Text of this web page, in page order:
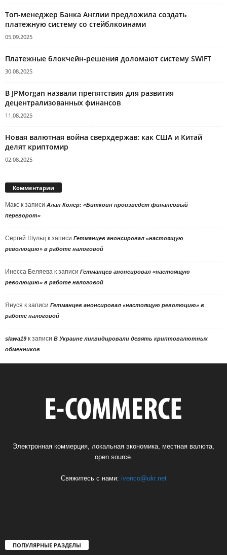
Топ-менеджер Банка Англии предложила создать
платежную систему со стейблкоинами
05.09.2025
Платежные блокчейн-решения доломают систему SWIFT
30.08.2025
В JPMorgan назвали препятствия для развития
децентрализованных финансов
11.08.2025
Новая валютная война сверхдержав: как США и Китай
делят криптомир
02.08.2025
Комментарии
Макс к записи Алан Колер: «Биткоин произведет финансовый
переворот»
Сергей Шульц к записи Гетманцев анонсировал «настоящую
революцию» в работе налоговой
Инесса Беляева к записи Гетманцев анонсировал «настоящую
революцию» в работе налоговой
Януся к записи Гетманцев анонсировал «настоящую революцию» в
работе налоговой
slawa19 к записи В Украине ликвидировали девять криптовалютных
обменников
Электронная коммерция, локальная экономика, местная валюта,
open source.
Свяжитесь с нами: ivenco@ukr.net
ПОПУЛЯРНЫЕ РАЗДЕЛЫ